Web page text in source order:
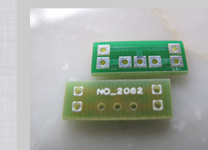
9mmポット用サポーター基板横出し
¥50